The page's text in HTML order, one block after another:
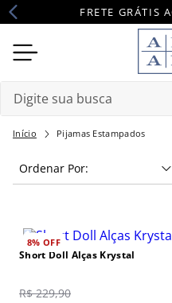
FRETE GRÁTIS
Pijamas Estampados
Ordenar Por
8% OFF
Short Doll Alças Krystal
R$ 229,90
Termos mais buscados
1º camisola
4º robe